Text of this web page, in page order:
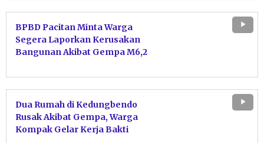
BPBD Pacitan Minta Warga
Segera Laporkan Kerusakan
Bangunan Akibat Gempa M6,2
Dua Rumah di Kedungbendo
Rusak Akibat Gempa, Warga
Kompak Gelar Kerja Bakti